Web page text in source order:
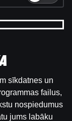
Lūdzu,
sīkdatnes un
failus,
nospiedumus
jums labāku